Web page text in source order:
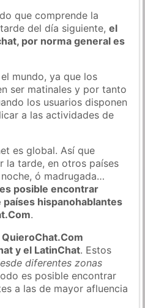
que comprende la
del día siguiente,el
por norma general es
mundo, ya que los
ser matinales y por tanto
los usuarios disponen
a las actividades de
es global. Así que
la tarde, en otros países
ó madrugada…
posible encontrar
hispanohablantes
.
y el LatinChat. Estos
diferentes zonas
es posible encontrar
a las de mayor afluencia